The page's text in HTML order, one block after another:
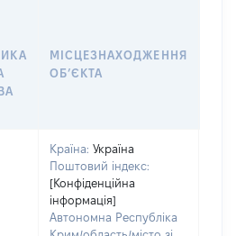
МІСЦЕЗНАХОДЖЕННЯ
ОБʼЄКТА
Країна: Україна
Поштовий індекс:
[Конфіденційна
інформація]
Автономна Республіка